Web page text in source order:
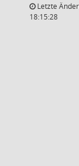
Letzte
18:15:28